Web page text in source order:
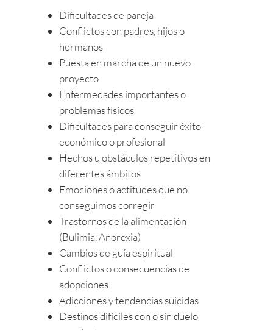
Dificultades de pareja
Conflictos con padres, hijos o
hermanos
Puesta en marcha de un nuevo
proyecto
Enfermedades importantes o
problemas físicos
Dificultades para conseguir éxito
económico o profesional
Hechos u obstáculos repetitivos en
diferentes ámbitos
Emociones o actitudes que no
conseguimos corregir
Trastornos de la alimentación
(Bulimia, Anorexia)
Cambios de guía espiritual
Conflictos o consecuencias de
adopciones
Adicciones y tendencias suicidas
Destinos difíciles con o sin duelo